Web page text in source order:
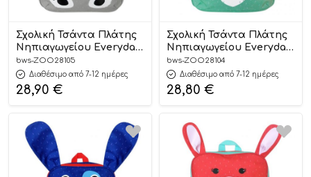
Σχολική Τσάντα Πλάτης
Νηπιαγωγείου Everyday
Backpack – Kai the Koala
– Zoocchini
bws-ZOO28105
Διαθέσιμο από 7-12 ημέρες
28,90 €
Σχολική Τσάντα Πλάτης
Νηπιαγωγείου Everyday
Backpack – Fiona the
Fawn – Zoocchini
bws-ZOO28104
Διαθέσιμο από 7-12 ημέρες
28,80 €